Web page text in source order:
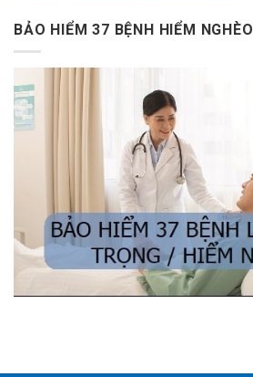
BẢO HIỂM 37 BỆNH HIỂM NGHÈO